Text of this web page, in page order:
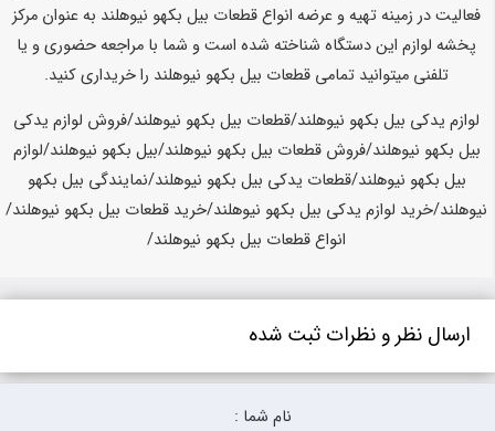
فعالیت در زمینه تهیه و عرضه انواع قطعات بیل بکهو نیوهلند به عنوان مرکز
پخشه لوازم این دستگاه شناخته شده است و شما با مراجعه حضوری و یا
تلفنی میتوانید تمامی قطعات بیل بکهو نیوهلند را خریداری کنید.
لوازم یدکی بیل بکهو نیوهلند/قطعات بیل بکهو نیوهلند/فروش لوازم یدکی
بیل بکهو نیوهلند/فروش قطعات بیل بکهو نیوهلند/بیل بکهو نیوهلند/لوازم
بیل بکهو نیوهلند/قطعات یدکی بیل بکهو نیوهلند/نمایندگی بیل بکهو
نیوهلند/خرید لوازم یدکی بیل بکهو نیوهلند/خرید قطعات بیل بکهو نیوهلند/
انواع قطعات بیل بکهو نیوهلند/
ارسال نظر و نظرات ثبت شده
نام شما :